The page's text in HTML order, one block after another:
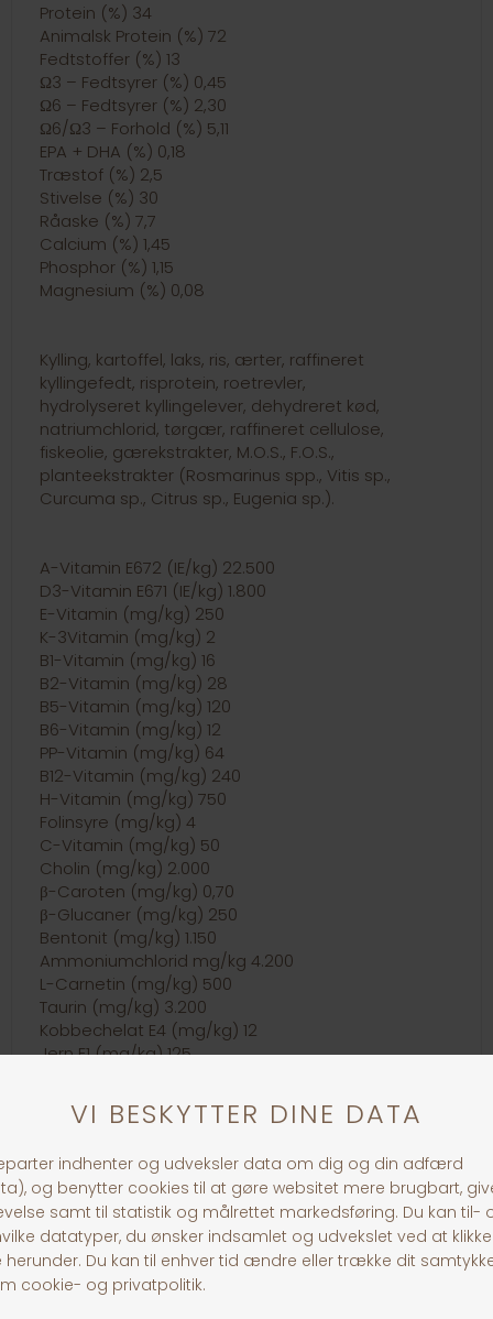
Protein (%) 34
Animalsk Protein (%) 72
Fedtstoffer (%) 13
Ω3 – Fedtsyrer (%) 0,45
Ω6 – Fedtsyrer (%) 2,30
Ω6/Ω3 – Forhold (%) 5,11
EPA + DHA (%) 0,18
Træstof (%) 2,5
Stivelse (%) 30
Råaske (%) 7,7
Calcium (%) 1,45
Phosphor (%) 1,15
Magnesium (%) 0,08
Kylling, kartoffel, laks, ris, ærter, raffineret
kyllingefedt, risprotein, roetrevler,
hydrolyseret kyllingelever, dehydreret kød,
natriumchlorid, tørgær, raffineret cellulose,
fiskeolie, gærekstrakter, M.O.S., F.O.S.,
planteekstrakter (Rosmarinus spp., Vitis sp.,
Curcuma sp., Citrus sp., Eugenia sp.).
A-Vitamin E672 (IE/kg) 22.500
D3-Vitamin E671 (IE/kg) 1.800
E-Vitamin (mg/kg) 250
K-3Vitamin (mg/kg) 2
B1-Vitamin (mg/kg) 16
B2-Vitamin (mg/kg) 28
B5-Vitamin (mg/kg) 120
B6-Vitamin (mg/kg) 12
PP-Vitamin (mg/kg) 64
B12-Vitamin (mg/kg) 240
H-Vitamin (mg/kg) 750
Folinsyre (mg/kg) 4
C-Vitamin (mg/kg) 50
Cholin (mg/kg) 2.000
β-Caroten (mg/kg) 0,70
β-Glucaner (mg/kg) 250
Bentonit (mg/kg) 1.150
Ammoniumchlorid mg/kg 4.200
L-Carnetin (mg/kg) 500
Taurin (mg/kg) 3.200
Kobbechelat E4 (mg/kg) 12
Jern E1 (mg/kg) 125
Jod E2 (mg/kg) 2,6
Urin-pH 6,0-6,4
30 dages returret